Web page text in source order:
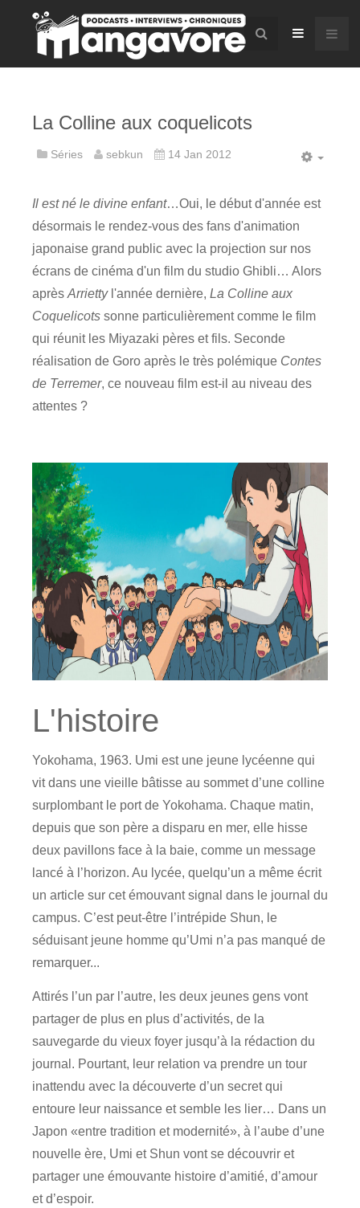
La Colline aux coquelicots
Séries sebkun 14 Jan 2012
Il est né le divine enfant…Oui, le début d'année est
désormais le rendez-vous des fans d'animation
japonaise grand public avec la projection sur nos
écrans de cinéma d'un film du studio Ghibli… Alors
après Arrietty l'année dernière, La Colline aux
Coquelicots sonne particulièrement comme le film
qui réunit les Miyazaki pères et fils. Seconde
réalisation de Goro après le très polémique Contes
de Terremer, ce nouveau film est-il au niveau des
attentes ?
L'histoire
Yokohama, 1963. Umi est une jeune lycéenne qui
vit dans une vieille bâtisse au sommet d’une colline
surplombant le port de Yokohama. Chaque matin,
depuis que son père a disparu en mer, elle hisse
deux pavillons face à la baie, comme un message
lancé à l’horizon. Au lycée, quelqu’un a même écrit
un article sur cet émouvant signal dans le journal du
campus. C’est peut-être l’intrépide Shun, le
séduisant jeune homme qu’Umi n’a pas manqué de
remarquer...
Attirés l’un par l’autre, les deux jeunes gens vont
partager de plus en plus d’activités, de la
sauvegarde du vieux foyer jusqu’à la rédaction du
journal. Pourtant, leur relation va prendre un tour
inattendu avec la découverte d’un secret qui
entoure leur naissance et semble les lier… Dans un
Japon «entre tradition et modernité», à l’aube d’une
nouvelle ère, Umi et Shun vont se découvrir et
partager une émouvante histoire d’amitié, d’amour
et d’espoir.